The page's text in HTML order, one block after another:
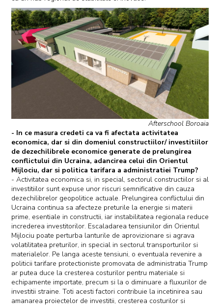
Afterschool Boroaia
- In ce masura credeti ca va fi afectata activitatea
economica, dar si din domeniul constructiilor/ investitiilor
de dezechilibrele economice generate de prelungirea
conflictului din Ucraina, adancirea celui din Orientul
Mijlociu, dar si politica tarifara a administratiei Trump?
- Activitatea economica si, in special, sectorul constructiilor si al
investitiilor sunt expuse unor riscuri semnificative din cauza
dezechilibrelor geopolitice actuale. Prelungirea conflictului din
Ucraina continua sa afecteze preturile la energie si materii
prime, esentiale in constructii, iar instabilitatea regionala reduce
increderea investitorilor. Escaladarea tensiunilor din Orientul
Mijlociu poate perturba lanturile de aprovizionare si agrava
volatilitatea preturilor, in special in sectorul transporturilor si
materialelor. Pe langa aceste tensiuni, o eventuala revenire a
politicii tarifare protectioniste promovata de administratia Trump
ar putea duce la cresterea costurilor pentru materiale si
echipamente importate, precum si la o diminuare a fluxurilor de
investitii straine. Toti acesti factori contribuie la incetinirea sau
amanarea proiectelor de investitii, cresterea costurilor si